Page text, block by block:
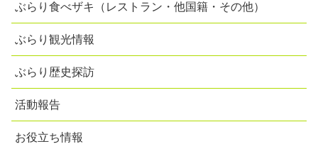
ぶらり食べザキ（レストラン・他国籍・その他）
ぶらり観光情報
ぶらり歴史探訪
活動報告
お役立ち情報